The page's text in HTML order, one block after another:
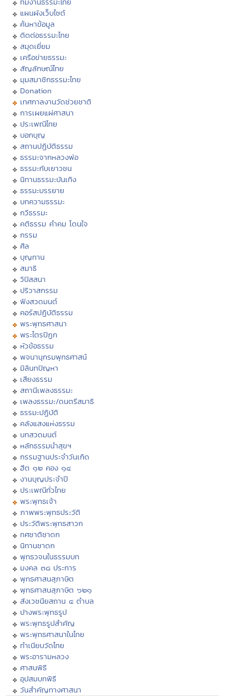
แผนผังเว็บไซต์
ค้นหาข้อมูล
ติดต่อธรรมะไทย
สมุดเยี่ยม
เครือข่ายธรรมะ
สัญลักษณ์ไทย
มุมสมาชิกธรรมะไทย
Donation
เทศกาลงานวัดช่วยชาติ
การเผยแผ่ศาสนา
ประเพณีไทย
บอกบุญ
สถานปฏิบัติธรรม
ธรรมะจากหลวงพ่อ
ธรรมะกับเยาวชน
นิทานธรรมะบันเทิง
ธรรมะบรรยาย
บทความธรรมะ
กวีธรรมะ
คติธรรม คำคม โดนใจ
กรรม
ศีล
บุญทาน
สมาธิ
วิปัสสนา
ปริวาสกรรม
ฟังสวดมนต์
คอร์สปฏิบัติธรรม
พระพุทธศาสนา
พระไตรปิฏก
หัวข้อธรรม
พจนานุกรมพุทธศาสน์
มิลินทปัญหา
เสียงธรรม
สถานีเพลงธรรมะ
เพลงธรรมะ/ดนตรีสมาธิ
ธรรมะปฏิบัติ
คลังแสงแห่งธรรม
บทสวดมนต์
หลักธรรมนำสุขฯ
กรรมฐานประจำวันเกิด
ฮีต ๑๒ คอง ๑๔
งานบุญประจำปี
ประเพณีทั่วไทย
พระพุทธเจ้า
ภาพพระพุทธประวัติ
ประวัติพระพุทธสาวก
ทศชาติชาดก
นิทานชาดก
พุทธวจนในธรรมบท
มงคล ๓๘ ประการ
พุทธศาสนสุภาษิต
พุทธศาสนสุภาษิต ๖๒๑
สังเวชนียสถาน ๔ ตำบล
ปางพระพุทธรูป
พระพุทธรูปสำคัญ
พระพุทธศาสนาในไทย
ทำเนียบวัดไทย
พระอารามหลวง
ศาสนพิธี
อุปสมบทพิธี
วันสำคัญทางศาสนา